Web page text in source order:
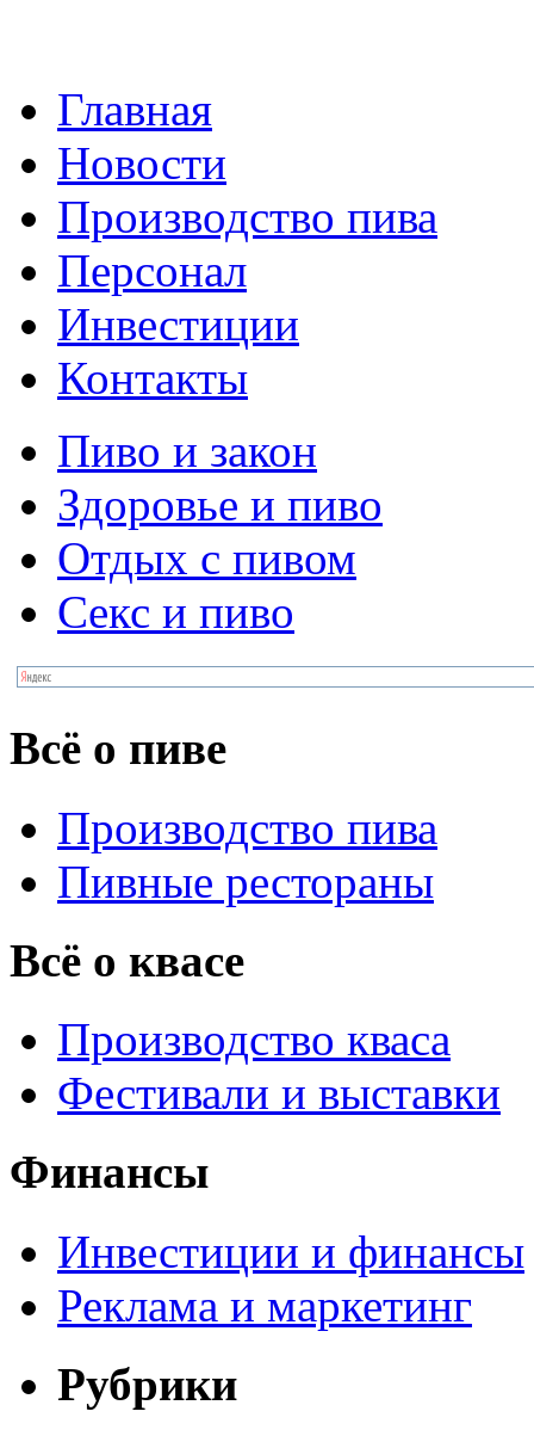
Главная
Новости
Производство пива
Персонал
Инвестиции
Контакты
Пиво и закон
Здоровье и пиво
Отдых с пивом
Секс и пиво
Всё о пиве
Производство пива
Пивные рестораны
Всё о квасе
Производство кваса
Фестивали и выставки
Финансы
Инвестиции и финансы
Реклама и маркетинг
Рубрики